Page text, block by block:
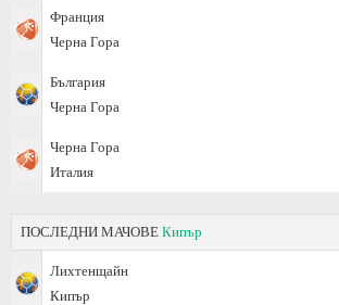
Франция
Черна Гора
България
Черна Гора
Черна Гора
Италия
ПОСЛЕДНИ МАЧОВЕ Кипър
Лихтенщайн
Кипър